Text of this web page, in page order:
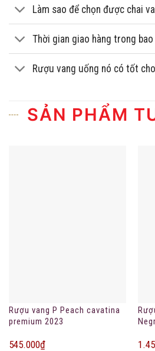
Làm sao để chọn được chai
Thời gian giao hàng trong bao
Rượu vang uống nó có tốt
SẢN PHẨM
Rượu vang P Peach cavatina
premium 2023
545.000₫